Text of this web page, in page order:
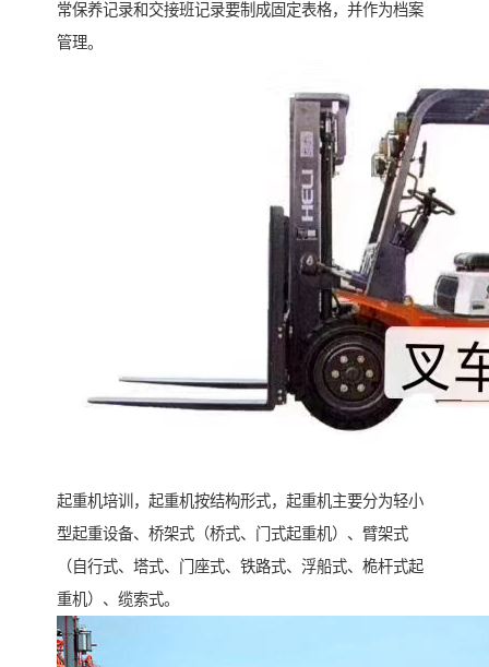
常保养记录和交接班记录要制成固定表格，并作为档案
管理。
起重机培训，起重机按结构形式，起重机主要分为轻小
型起重设备、桥架式（桥式、门式起重机）、臂架式
（自行式、塔式、门座式、铁路式、浮船式、桅杆式起
重机）、缆索式。